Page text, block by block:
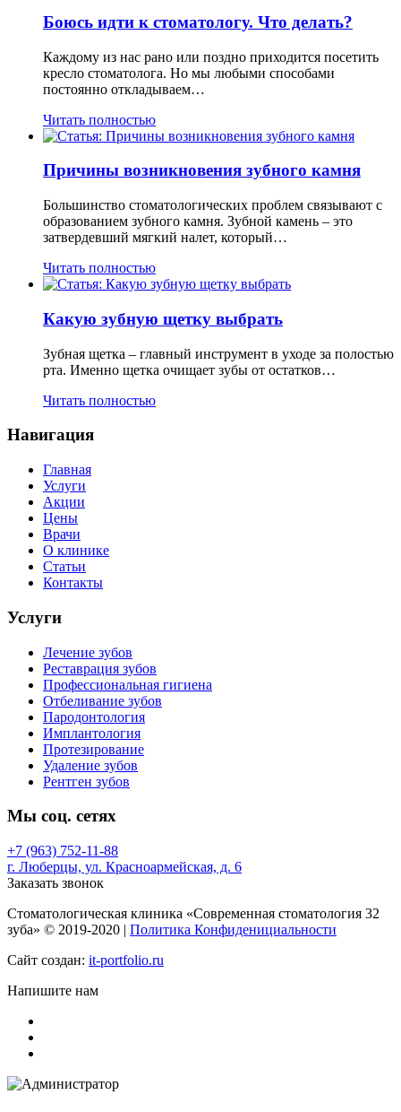
Боюсь идти к стоматологу. Что делать?
Каждому из нас рано или поздно приходится посетить
кресло стоматолога. Но мы любыми способами
постоянно откладываем…
Читать полностью
Причины возникновения зубного камня
Большинство стоматологических проблем связывают с
образованием зубного камня. Зубной камень – это
затвердевший мягкий налет, который…
Читать полностью
Какую зубную щетку выбрать
Зубная щетка – главный инструмент в уходе за полостью
рта. Именно щетка очищает зубы от остатков…
Читать полностью
Навигация
Главная
Услуги
Акции
Цены
Врачи
О клинике
Статьи
Контакты
Услуги
Лечение зубов
Реставрация зубов
Профессиональная гигиена
Отбеливание зубов
Пародонтология
Имплантология
Протезирование
Удаление зубов
Рентген зубов
Мы соц. сетях
+7 (963) 752-11-88
г. Люберцы, ул. Красноармейская, д. 6
Заказать звонок
Стоматологическая клиника «Современная стоматология 32
зуба» © 2019-2020 | Политика Конфиденициальности
Сайт создан: it-portfolio.ru
Напишите нам